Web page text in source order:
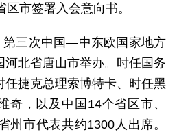
市签署入会意向书。
第三次中国—中东欧国家地方
河北省唐山市举办。时任国务
任捷克总理索博特卡、时任黑
奇，以及中国14个省区市、
州市代表共约1300人出席。